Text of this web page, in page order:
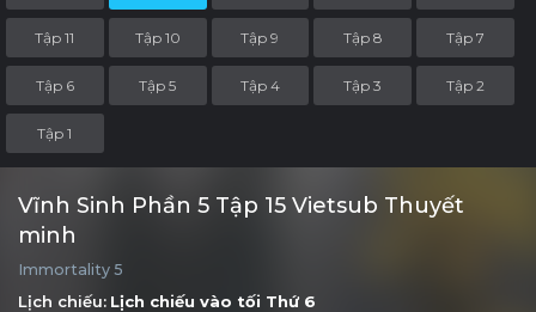
Tập 11 Tập 10 Tập 9 Tập 8 Tập 7
Tập 6 Tập 5 Tập 4 Tập 3 Tập 2
Tập 1
Vĩnh Sinh Phần 5 Tập 15 Vietsub Thuyết
minh
Immortality 5
Lịch chiếu: Lịch chiếu vào tối Thứ 6